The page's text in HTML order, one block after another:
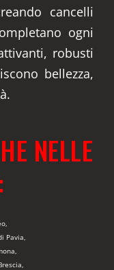
cancelli
ogni
robusti
bellezza,
NELLE
Pavia,